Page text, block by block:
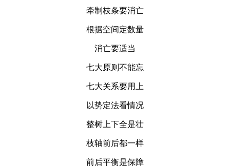
牵制枝条要消亡
根据空间定数量
消亡要适当
七大原则不能忘
七大关系要用上
以势定法看情况
整树上下全是壮
枝轴前后都一样
前后平衡是保障